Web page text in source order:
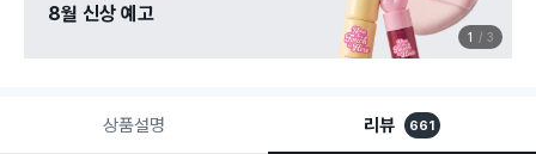
8월 신상 예고
1 3
상품설명 리뷰 661